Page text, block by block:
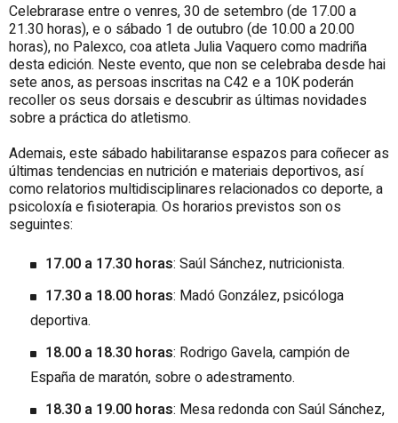
Celebrarase entre o venres, 30 de setembro (de 17.00 a
21.30 horas), e o sábado 1 de outubro (de 10.00 a 20.00
horas), no Palexco, coa atleta Julia Vaquero como madriña
desta edición. Neste evento, que non se celebraba desde hai
sete anos, as persoas inscritas na C42 e a 10K poderán
recoller os seus dorsais e descubrir as últimas novidades
sobre a práctica do atletismo.
Ademais, este sábado habilitaranse espazos para coñecer as
últimas tendencias en nutrición e materiais deportivos, así
como relatorios multidisciplinares relacionados co deporte, a
psicoloxía e fisioterapia. Os horarios previstos son os
seguintes:
17.00 a 17.30 horas: Saúl Sánchez, nutricionista.
17.30 a 18.00 horas: Madó González, psicóloga
deportiva.
18.00 a 18.30 horas: Rodrigo Gavela, campión de
España de maratón, sobre o adestramento.
18.30 a 19.00 horas: Mesa redonda con Saúl Sánchez,